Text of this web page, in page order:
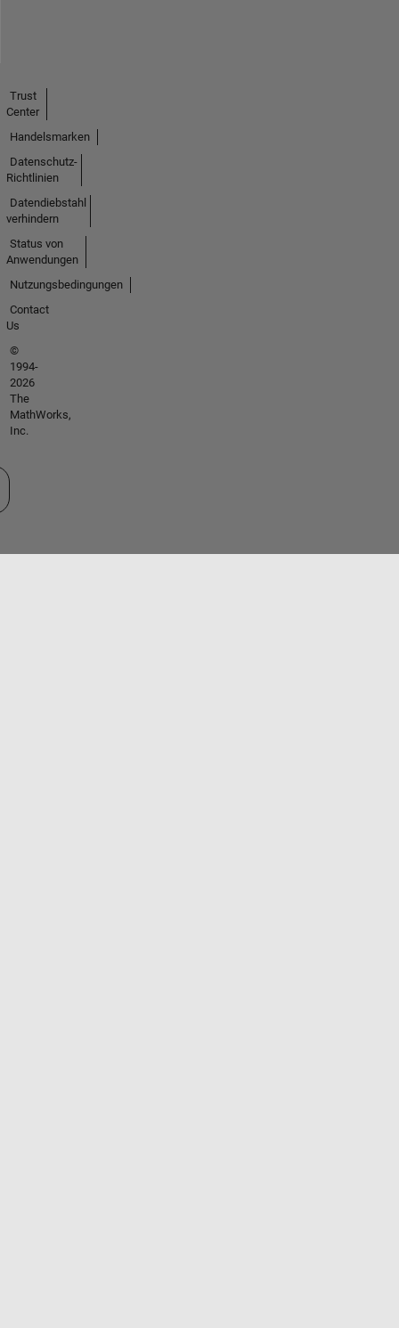
Trust
Center
Handelsmarken
Datenschutz-
Richtlinien
Datendiebstahl
verhindern
Status von
Anwendungen
Nutzungsbedingungen
Contact
Us
©
1994-
2026
The
MathWorks,
Inc.